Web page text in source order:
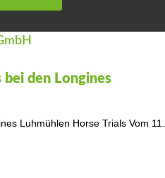
den Longines
Luhmühlen Horse Trials Vom 11.